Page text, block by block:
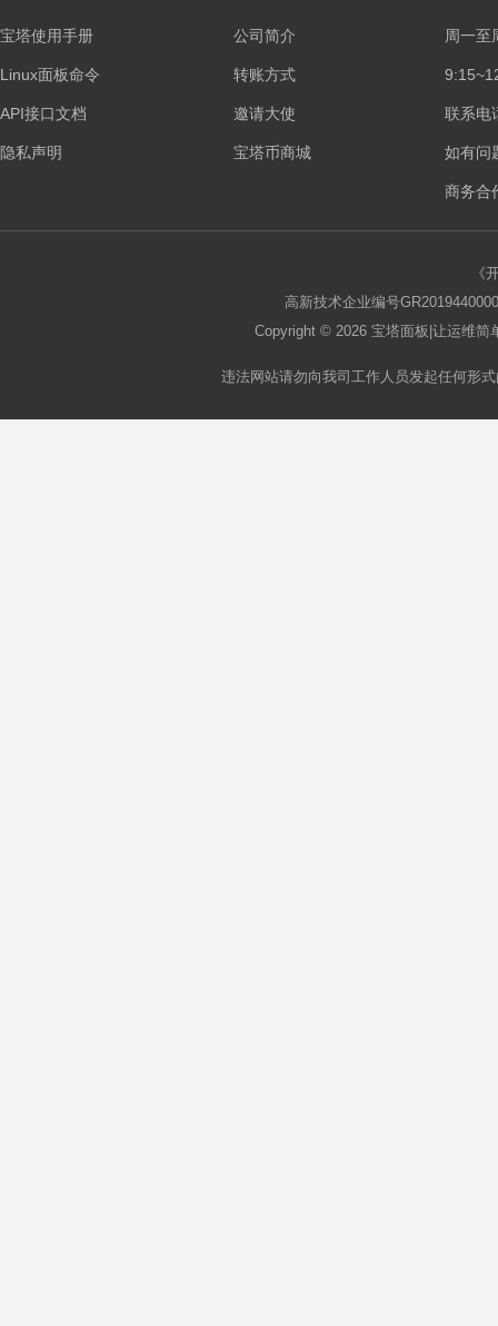
宝塔使用手册
Linux面板命令
API接口文档
隐私声明
公司简介
转账方式
邀请大使
宝塔币商城
周一至
联系电
如有问
商务合
《
高新技术企业编号
Copyright © 2026 宝塔面板 |让运维
违法网站请勿向我司工作人员发起任何形